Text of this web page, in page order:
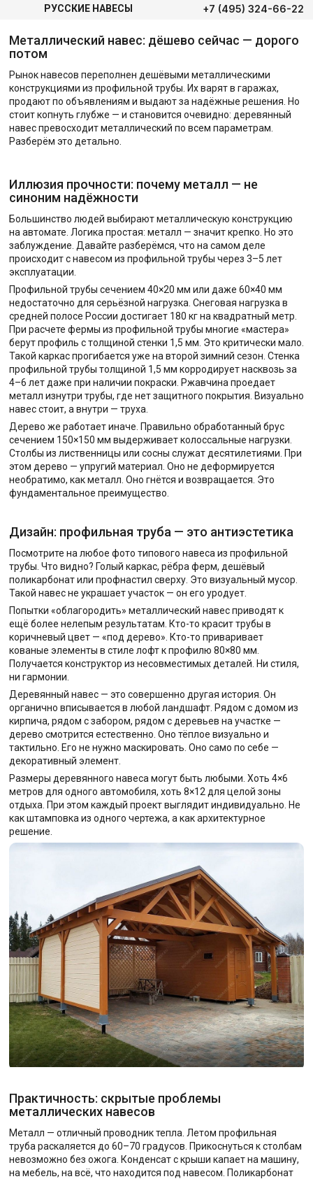
РУССКИЕ НАВЕСЫ +7 (495) 324-66-22
Металлический навес: дёшево сейчас — дорого
потом
Рынок навесов переполнен дешёвыми металлическими
конструкциями из профильной трубы. Их варят в гаражах,
продают по объявлениям и выдают за надёжные решения. Но
стоит копнуть глубже — и становится очевидно: деревянный
навес превосходит металлический по всем параметрам.
Разберём это детально.
Иллюзия прочности: почему металл — не
синоним надёжности
Большинство людей выбирают металлическую конструкцию
на автомате. Логика простая: металл — значит крепко. Но это
заблуждение. Давайте разберёмся, что на самом деле
происходит с навесом из профильной трубы через 3–5 лет
эксплуатации.
Профильной трубы сечением 40×20 мм или даже 60×40 мм
недостаточно для серьёзной нагрузка. Снеговая нагрузка в
средней полосе России достигает 180 кг на квадратный метр.
При расчете фермы из профильной трубы многие «мастера»
берут профиль с толщиной стенки 1,5 мм. Это критически мало.
Такой каркас прогибается уже на второй зимний сезон. Стенка
профильной трубы толщиной 1,5 мм корродирует насквозь за
4–6 лет даже при наличии покраски. Ржавчина проедает
металл изнутри трубы, где нет защитного покрытия. Визуально
навес стоит, а внутри — труха.
Дерево же работает иначе. Правильно обработанный брус
сечением 150×150 мм выдерживает колоссальные нагрузки.
Столбы из лиственницы или сосны служат десятилетиями. При
этом дерево — упругий материал. Оно не деформируется
необратимо, как металл. Оно гнётся и возвращается. Это
фундаментальное преимущество.
Дизайн: профильная труба — это антиэстетика
Посмотрите на любое фото типового навеса из профильной
трубы. Что видно? Голый каркас, рёбра ферм, дешёвый
поликарбонат или профнастил сверху. Это визуальный мусор.
Такой навес не украшает участок — он его уродует.
Попытки «облагородить» металлический навес приводят к
ещё более нелепым результатам. Кто-то красит трубы в
коричневый цвет — «под дерево». Кто-то приваривает
кованые элементы в стиле лофт к профилю 80×80 мм.
Получается конструктор из несовместимых деталей. Ни стиля,
ни гармонии.
Деревянный навес — это совершенно другая история. Он
органично вписывается в любой ландшафт. Рядом с домом из
кирпича, рядом с забором, рядом с деревьев на участке —
дерево смотрится естественно. Оно тёплое визуально и
тактильно. Его не нужно маскировать. Оно само по себе —
декоративный элемент.
Размеры деревянного навеса могут быть любыми. Хоть 4×6
метров для одного автомобиля, хоть 8×12 для целой зоны
отдыха. При этом каждый проект выглядит индивидуально. Не
как штамповка из одного чертежа, а как архитектурное
решение.
Практичность: скрытые проблемы
металлических навесов
Металл — отличный проводник тепла. Летом профильная
труба раскаляется до 60–70 градусов. Прикоснуться к столбам
невозможно без ожога. Конденсат с крыши капает на машину,
на мебель, на всё, что находится под навесом. Поликарбонат